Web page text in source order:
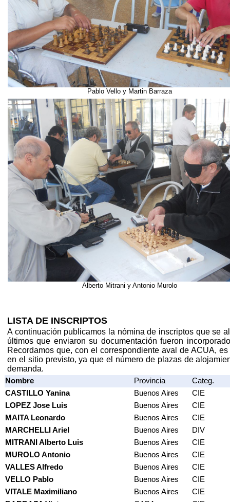
Pablo Vello y Martin Barraza
Alberto Mitrani y Antonio Murolo
LISTA DE INSCRIPTOS
A continuación publicamos la nómina de inscriptos que se
últimos que enviaron su documentación fueron
Recordamos que, con el correspondiente aval de ACUA,
en el sitio previsto, ya que el número de plazas de
demanda.
Nombre Provincia
Categ.
CASTILLO Yanina
Buenos Aires
CIE
LOPEZ Jose Luis
Buenos Aires
CIE
MAITA Leonardo
Buenos Aires
CIE
MARCHELLI Ariel
Buenos Aires
DIV
MITRANI Alberto Luis
Buenos Aires
CIE
MUROLO Antonio
Buenos Aires
CIE
VALLES Alfredo
Buenos Aires
CIE
VELLO Pablo
Buenos Aires
CIE
VITALE Maximiliano
Buenos Aires
CIE